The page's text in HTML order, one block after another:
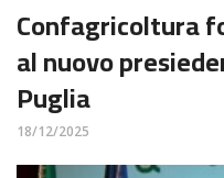
Confagricoltura
al nuovo
Puglia
18/12/2025